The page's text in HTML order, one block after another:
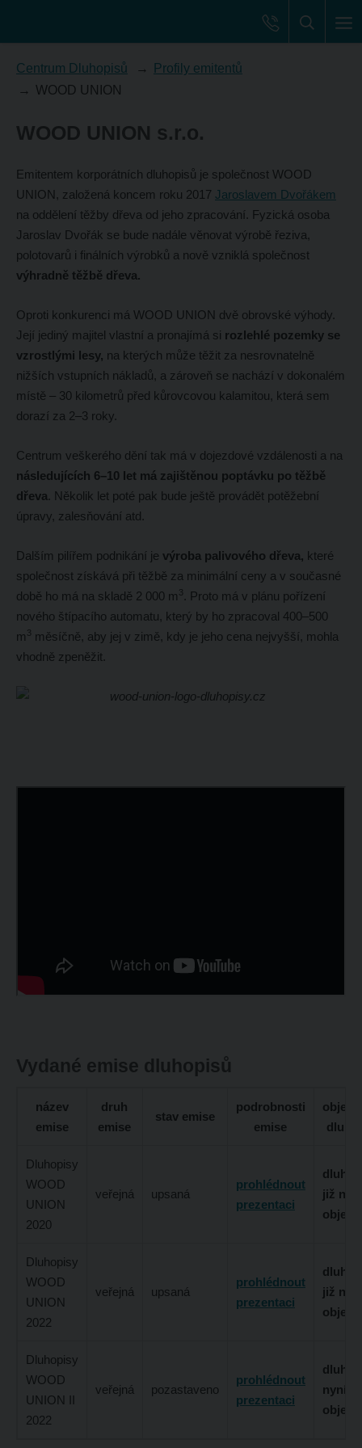
Centrum Dluhopisů
Profily emitentů
WOOD UNION
WOOD UNION s.r.o.
Emitentem korporátních dluhopisů je společnost WOOD
UNION, založená koncem roku 2017 Jaroslavem Dvořákem
na oddělení těžby dřeva od jeho zpracování. Fyzická osoba
Jaroslav Dvořák se bude nadále věnovat výrobě řeziva,
polotovarů i finálních výrobků a nově vzniklá společnost
výhradně těžbě dřeva.
Oproti konkurenci má WOOD UNION dvě obrovské výhody.
Její jediný majitel vlastní a pronajímá si rozlehlé pozemky se
vzrostlými lesy, na kterých může těžit za nesrovnatelně
nižších vstupních nákladů, a zároveň se nachází v dokonalém
místě – 30 kilometrů před kůrovcovou kalamitou, která sem
dorazí za 2–3 roky.
Centrum veškerého dění tak má v dojezdové vzdálenosti a na
následujících 6–10 let má zajištěnou poptávku po těžbě
dřeva. Několik let poté pak bude ještě provádět potěžební
úpravy, zalesňování atd.
Dalším pilířem podnikání je výroba palivového dřeva, které
společnost získává při těžbě za minimální ceny a v současné
době ho má na skladě 2 000 m 3 . Proto má v plánu pořízení
nového štípacího automatu, který by ho zpracoval 400–500
m 3 měsíčně, aby jej v zimě, kdy je jeho cena nejvyšší, mohla
vhodně zpeněžit.
Vydané emise dluhopisů
název
emise
druh
emise
stav emise
podrobnosti
emise
Dluhopisy
WOOD
UNION
2020
veřejná upsaná
prohlédnout
prezentaci
již
Dluhopisy
WOOD
UNION
2022
veřejná upsaná
prohlédnout
prezentaci
již
Dluhopisy
WOOD
UNION II
2022
veřejná pozastaveno
prohlédnout
prezentaci
nyní